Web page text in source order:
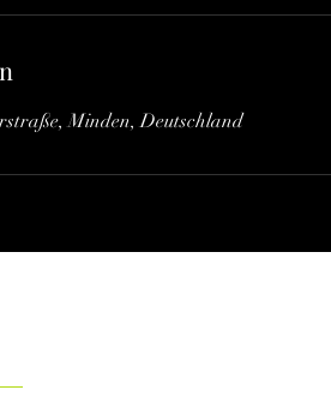
Minden, Deutschland